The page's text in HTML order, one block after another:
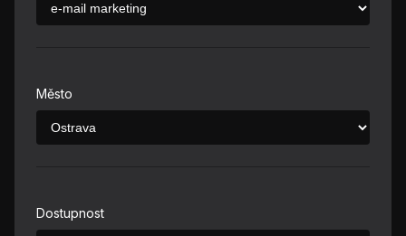
Město
Dostupnost